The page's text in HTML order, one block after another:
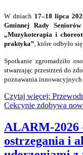
W dniach 17–18 lipca
Gminnej Rady
„Muzykoterapia i
praktyka”, które odbyło
Spotkanie zgromadziło
stwarzając przestrzeń do
poznawania
Czytaj więcej:
Cekcynie zdobywa
ALARM-2026
ostrzegania i